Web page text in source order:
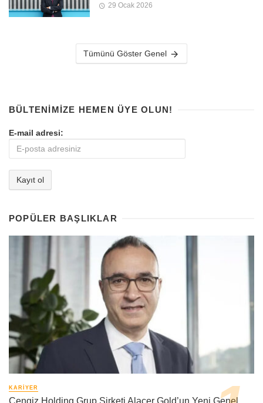
29 Ocak 2026
Tümünü Göster Genel
BÜLTENIMIZE HEMEN ÜYE OLUN!
E-mail adresi:
POPÜLER BAŞLIKLAR
KARIYER
Cengiz Holding Grup Şirketi Alacer Gold’un Yeni Genel